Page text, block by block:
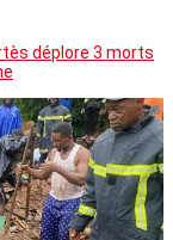
déplore 3 morts